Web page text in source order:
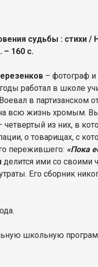
судьбы : стихи /
– 160 с.
– фотограф и
работал в школе
в партизанском
всю жизнь хромым.
четвертый из них, в
о товарищах, с
пережившего: «Пока
делится ими со своими
Его сборник
школьную